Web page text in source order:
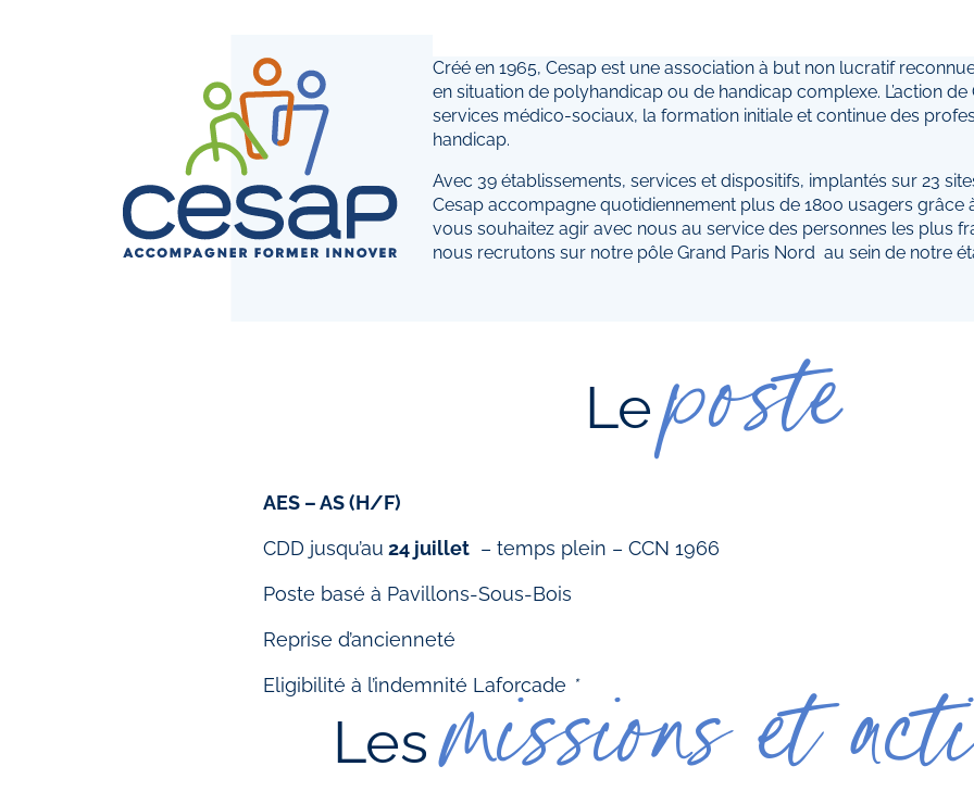
Créé en 1965, Cesap est une association à but non lucratif
en situation de polyhandicap ou de handicap complexe. L’action
services médico-sociaux, la formation initiale et continue des
handicap.
Avec 39 établissements, services et dispositifs, implantés sur 23
Cesap accompagne quotidiennement plus de 1800 usagers grâce
vous souhaitez agir avec nous au service des personnes les plus
nous recrutons sur notre pôle Grand Paris Nord au sein de notre
Leposte
AES – AS (H/F)
CDD jusqu’au 24 juillet – temps plein – CCN 1966
Poste basé à Pavillons-Sous-Bois
Reprise d’ancienneté
Eligibilité à l’indemnité Laforcade *
Lesmissions et